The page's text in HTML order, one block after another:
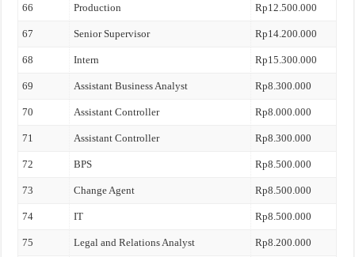
66 Production Rp12.500.000
67 Senior Supervisor Rp14.200.000
68 Intern Rp15.300.000
69 Assistant Business Analyst Rp8.300.000
70 Assistant Controller Rp8.000.000
71 Assistant Controller Rp8.300.000
72 BPS Rp8.500.000
73 Change Agent Rp8.500.000
74 IT Rp8.500.000
75 Legal and Relations Analyst Rp8.200.000